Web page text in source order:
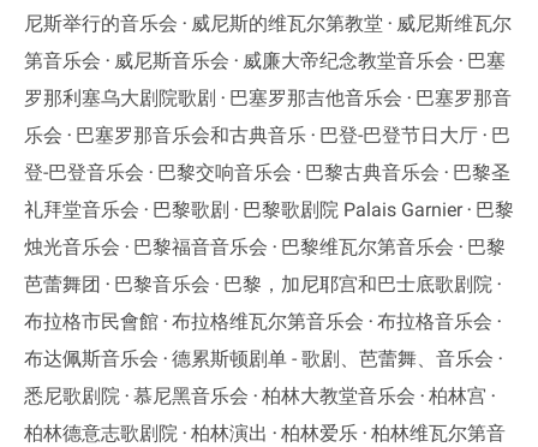
尼斯举行的音乐会
威尼斯的维瓦尔第教堂
威尼斯维瓦尔
第音乐会
威尼斯音乐会 威廉大帝纪念教堂音乐会
巴塞
罗那利塞乌大剧院歌剧
巴塞罗那吉他音乐会
巴塞罗那音
乐会
巴塞罗那音乐会和古典音乐 巴登-巴登节日大厅
巴
登-巴登音乐会
巴黎交响音乐会 巴黎古典音乐会
巴黎圣
礼拜堂音乐会
巴黎歌剧 巴黎歌剧院 Palais Garnier
巴黎
烛光音乐会
巴黎福音音乐会 巴黎维瓦尔第音乐会
巴黎
芭蕾舞团
巴黎音乐会
巴黎，加尼耶宫和巴士底歌剧院
布拉格市民會館 布拉格维瓦尔第音乐会
布拉格音乐会
布达佩斯音乐会
德累斯顿剧单 - 歌剧、芭蕾舞、音乐会
悉尼歌剧院 慕尼黑音乐会 柏林大教堂音乐会
柏林宫
柏林德意志歌剧院 柏林演出 柏林爱乐 柏林维瓦尔第音